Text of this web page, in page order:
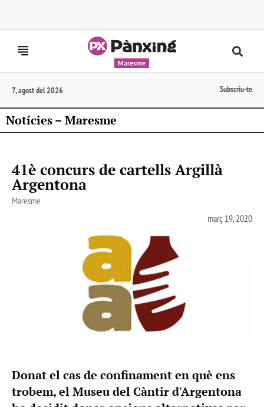
Maresme
7, agost del 2026 Subscriu-te
Notícies – Maresme
41è concurs de cartells Argillà
Argentona
Maresme
març 19, 2020
Donat el cas de confinament en què ens
trobem, el Museu del Càntir d'Argentona